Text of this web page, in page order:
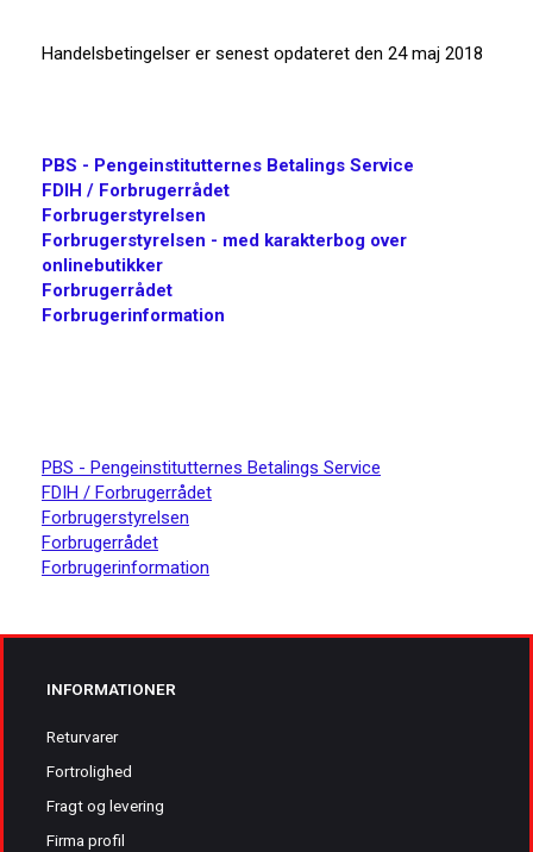
Handelsbetingelser er senest opdateret den 24 maj 2018
PBS - Pengeinstitutternes Betalings Service
FDIH / Forbrugerrådet
Forbrugerstyrelsen
Forbrugerstyrelsen - med karakterbog over
onlinebutikker
Forbrugerrådet
Forbrugerinformation
PBS - Pengeinstitutternes Betalings Service
FDIH / Forbrugerrådet
Forbrugerstyrelsen
Forbrugerrådet
Forbrugerinformation
INFORMATIONER
Returvarer
Fortrolighed
Fragt og levering
Firma profil